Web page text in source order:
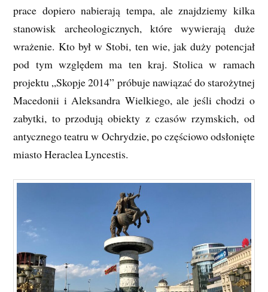
prace dopiero nabierają tempa, ale znajdziemy kilka
stanowisk archeologicznych, które wywierają duże
wrażenie. Kto był w Stobi, ten wie, jak duży potencjał
pod tym względem ma ten kraj. Stolica w ramach
projektu „Skopje 2014” próbuje nawiązać do starożytnej
Macedonii i Aleksandra Wielkiego, ale jeśli chodzi o
zabytki, to przodują obiekty z czasów rzymskich, od
antycznego teatru w Ochrydzie, po częściowo odsłonięte
miasto Heraclea Lyncestis.